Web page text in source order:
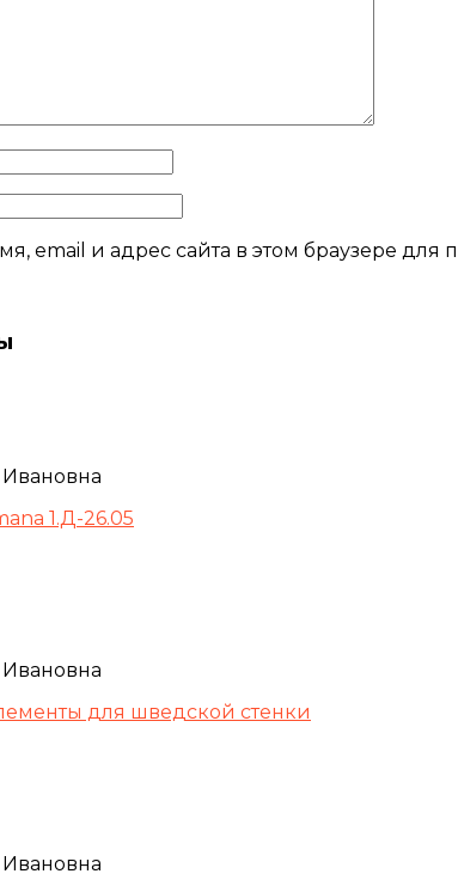
email и адрес сайта в этом браузере
1.Д-26.05
для шведской стенки